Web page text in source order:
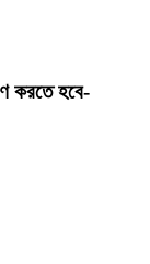
করতে হবে-